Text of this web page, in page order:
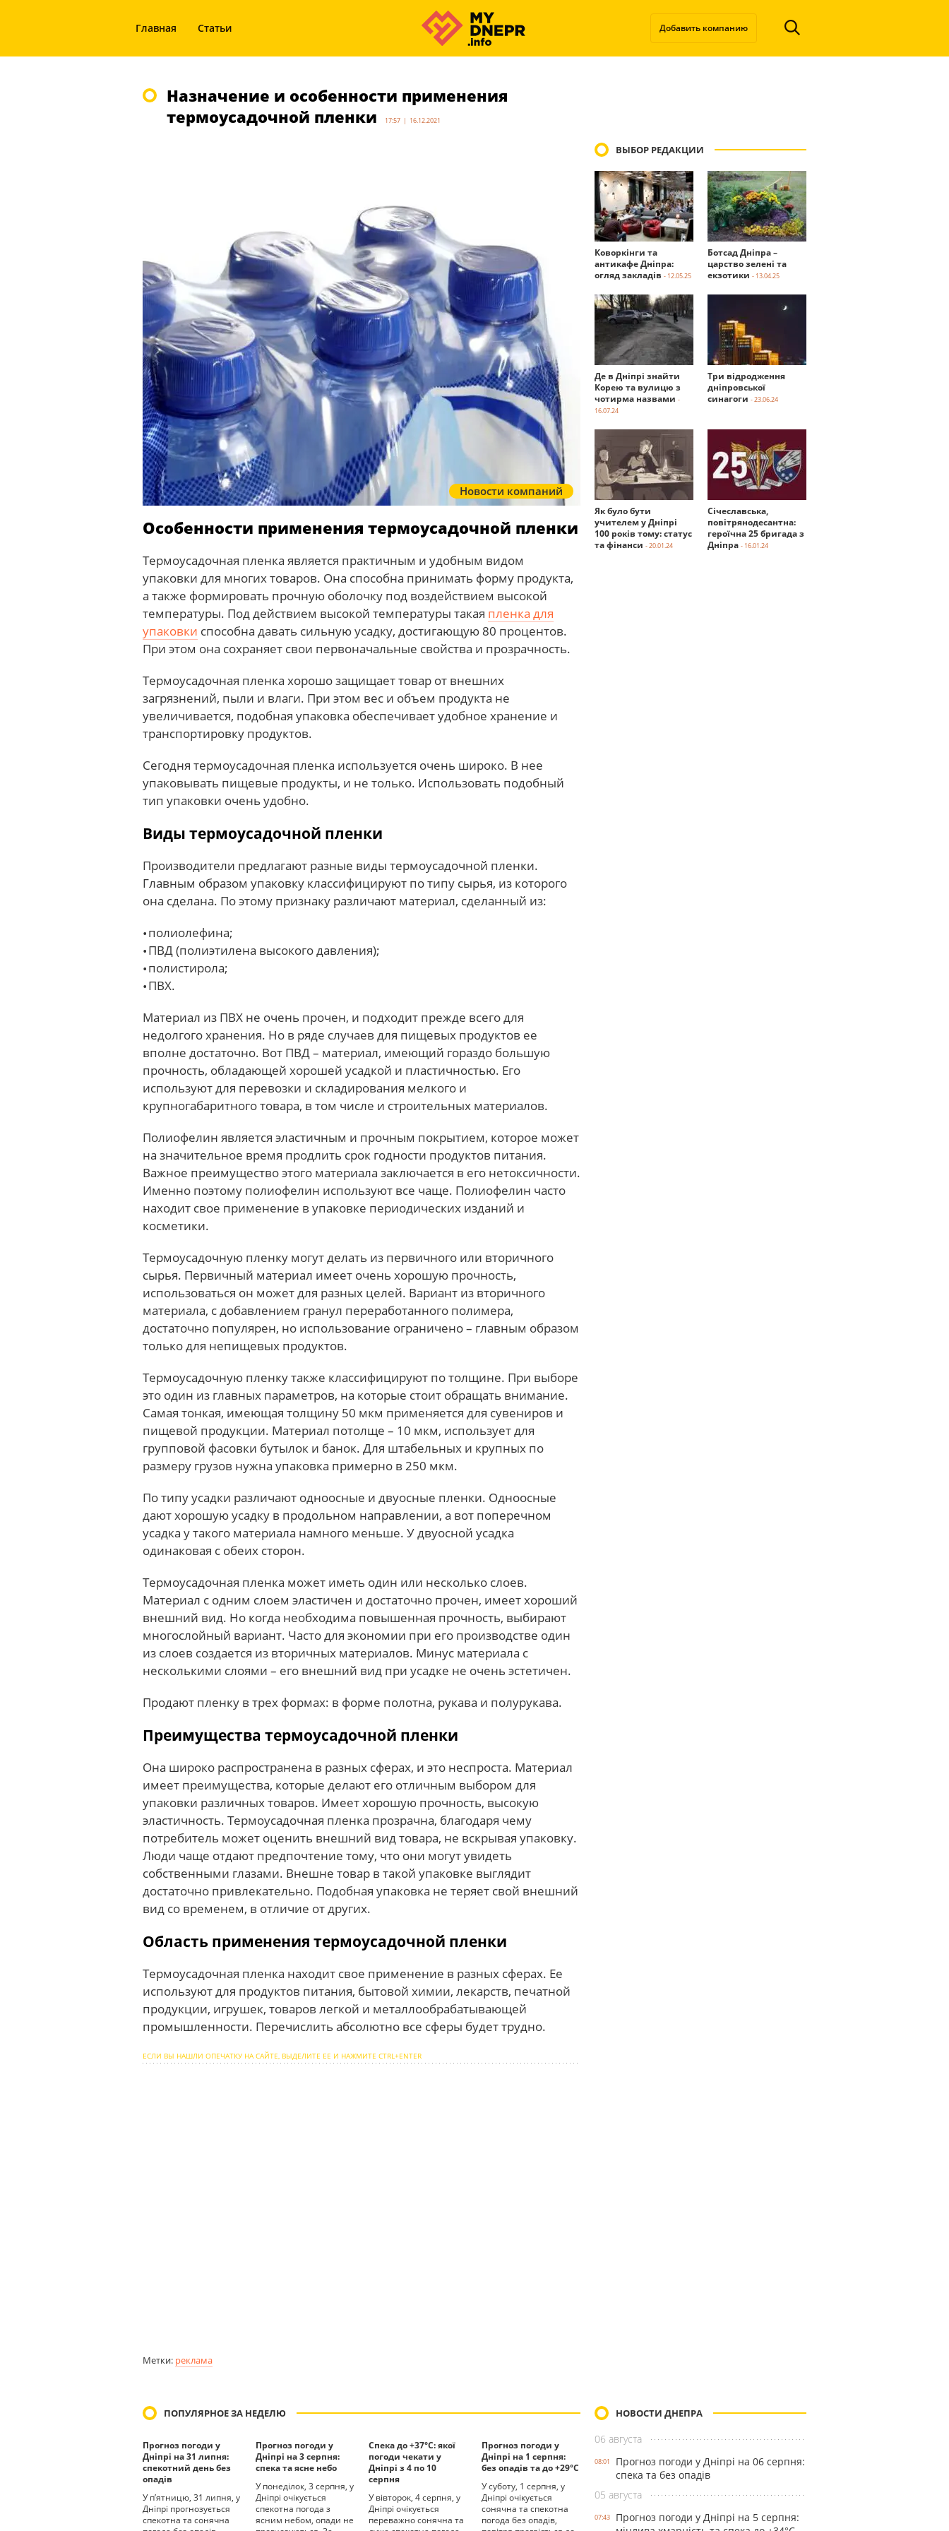
Главная Статьи Добавить компанию
Назначение и особенности применения
термоусадочной пленки
17:57 | 16.12.2021
Новости компаний
Особенности применения термоусадочной пленки
Термоусадочная пленка является практичным и удобным видом
упаковки для многих товаров. Она способна принимать форму продукта,
а также формировать прочную оболочку под воздействием высокой
температуры. Под действием высокой температуры такая пленка для
упаковки способна давать сильную усадку, достигающую 80 процентов.
При этом она сохраняет свои первоначальные свойства и прозрачность.
Термоусадочная пленка хорошо защищает товар от внешних
загрязнений, пыли и влаги. При этом вес и объем продукта не
увеличивается, подобная упаковка обеспечивает удобное хранение и
транспортировку продуктов.
Сегодня термоусадочная пленка используется очень широко. В нее
упаковывать пищевые продукты, и не только. Использовать подобный
тип упаковки очень удобно.
Виды термоусадочной пленки
Производители предлагают разные виды термоусадочной пленки.
Главным образом упаковку классифицируют по типу сырья, из которого
она сделана. По этому признаку различают материал, сделанный из:
полиолефина;
ПВД (полиэтилена высокого давления);
полистирола;
ПВХ.
Материал из ПВХ не очень прочен, и подходит прежде всего для
недолгого хранения. Но в ряде случаев для пищевых продуктов ее
вполне достаточно. Вот ПВД – материал, имеющий гораздо большую
прочность, обладающей хорошей усадкой и пластичностью. Его
используют для перевозки и складирования мелкого и
крупногабаритного товара, в том числе и строительных материалов.
Полиофелин является эластичным и прочным покрытием, которое может
на значительное время продлить срок годности продуктов питания.
Важное преимущество этого материала заключается в его нетоксичности.
Именно поэтому полиофелин используют все чаще. Полиофелин часто
находит свое применение в упаковке периодических изданий и
косметики.
Термоусадочную пленку могут делать из первичного или вторичного
сырья. Первичный материал имеет очень хорошую прочность,
использоваться он может для разных целей. Вариант из вторичного
материала, с добавлением гранул переработанного полимера,
достаточно популярен, но использование ограничено – главным образом
только для непищевых продуктов.
Термоусадочную пленку также классифицируют по толщине. При выборе
это один из главных параметров, на которые стоит обращать внимание.
Самая тонкая, имеющая толщину 50 мкм применяется для сувениров и
пищевой продукции. Материал потолще – 10 мкм, использует для
групповой фасовки бутылок и банок. Для штабельных и крупных по
размеру грузов нужна упаковка примерно в 250 мкм.
По типу усадки различают одноосные и двуосные пленки. Одноосные
дают хорошую усадку в продольном направлении, а вот поперечном
усадка у такого материала намного меньше. У двуосной усадка
одинаковая с обеих сторон.
Термоусадочная пленка может иметь один или несколько слоев.
Материал с одним слоем эластичен и достаточно прочен, имеет хороший
внешний вид. Но когда необходима повышенная прочность, выбирают
многослойный вариант. Часто для экономии при его производстве один
из слоев создается из вторичных материалов. Минус материала с
несколькими слоями – его внешний вид при усадке не очень эстетичен.
Продают пленку в трех формах: в форме полотна, рукава и полурукава.
Преимущества термоусадочной пленки
Она широко распространена в разных сферах, и это неспроста. Материал
имеет преимущества, которые делают его отличным выбором для
упаковки различных товаров. Имеет хорошую прочность, высокую
эластичность. Термоусадочная пленка прозрачна, благодаря чему
потребитель может оценить внешний вид товара, не вскрывая упаковку.
Люди чаще отдают предпочтение тому, что они могут увидеть
собственными глазами. Внешне товар в такой упаковке выглядит
достаточно привлекательно. Подобная упаковка не теряет свой внешний
вид со временем, в отличие от других.
Область применения термоусадочной пленки
Термоусадочная пленка находит свое применение в разных сферах. Ее
используют для продуктов питания, бытовой химии, лекарств, печатной
продукции, игрушек, товаров легкой и металлообрабатывающей
промышленности. Перечислить абсолютно все сферы будет трудно.
ЕСЛИ ВЫ НАШЛИ ОПЕЧАТКУ НА САЙТЕ, ВЫДЕЛИТЕ ЕЕ И НАЖМИТЕ CTRL+ENTER
Метки: реклама
ВЫБОР РЕДАКЦИИ
Коворкінги та
антикафе Дніпра:
огляд закладів - 12.05.25
Ботсад Дніпра –
царство зелені та
екзотики - 13.04.25
Де в Дніпрі знайти
Корею та вулицю з
чотирма назвами -
16.07.24
Три відродження
дніпровської
синагоги - 23.06.24
Як було бути
учителем у Дніпрі
100 років тому: статус
та фінанси - 20.01.24
Січеславська,
повітрянодесантна:
героїчна 25 бригада з
Дніпра - 16.01.24
ПОПУЛЯРНОЕ ЗА НЕДЕЛЮ
Прогноз погоди у
Дніпрі на 31 липня:
спекотний день без
опадів
У п’ятницю, 31 липня, у
Дніпрі прогнозується
спекотна та сонячна
Прогноз погоди у
Дніпрі на 3 серпня:
спека та ясне небо
У понеділок, 3 серпня, у
Дніпрі очікується
спекотна погода з
ясним небом, опади не
Спека до +37°С: якої
погоди чекати у
Дніпрі з 4 по 10
серпня
У вівторок, 4 серпня, у
Дніпрі очікується
переважно сонячна та
Прогноз погоди у
Дніпрі на 1 серпня:
без опадів та до +29°С
У суботу, 1 серпня, у
Дніпрі очікується
сонячна та спекотна
погода без опадів,
НОВОСТИ ДНЕПРА
06 августа
08:01
Прогноз погоди у Дніпрі на 06 серпня:
спека та без опадів
05 августа
07:43
Прогноз погоди у Дніпрі на 5 серпня: